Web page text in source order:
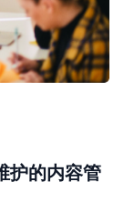
护的内容管